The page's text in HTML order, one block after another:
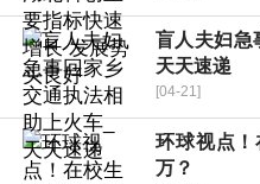
盲人夫妇急
天天速递
[04-21]
环球视点
万？